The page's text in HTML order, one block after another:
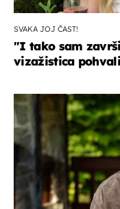
SVAKA JOJ ČAST!
"I tako sam
vizažistica